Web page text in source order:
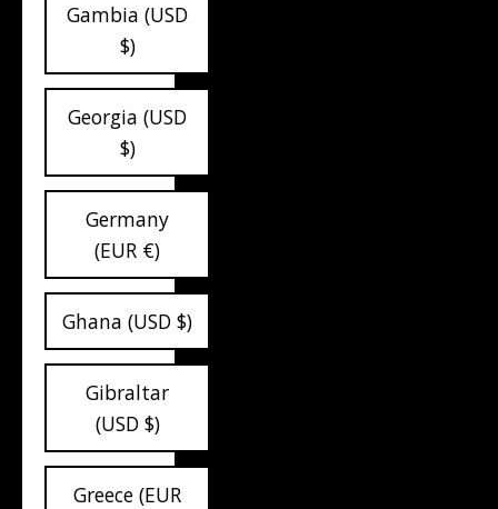
Gambia (USD
$)
Georgia (USD
$)
Germany
(EUR €)
Ghana (USD $)
Gibraltar
(USD $)
Greece (EUR